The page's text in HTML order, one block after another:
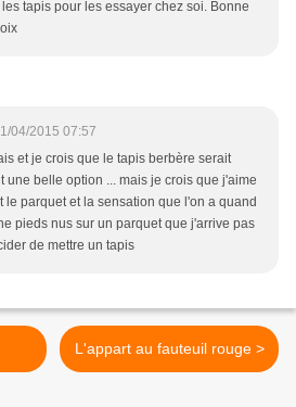
tapis pour les essayer chez soi. Bonne
04/2015 07:57
et je crois que le tapis berbère serait
une belle option ... mais je crois que j'aime
le parquet et la sensation que l'on a quand
pieds nus sur un parquet que j'arrive pas
de mettre un tapis
L'appart au fauteuil rouge >